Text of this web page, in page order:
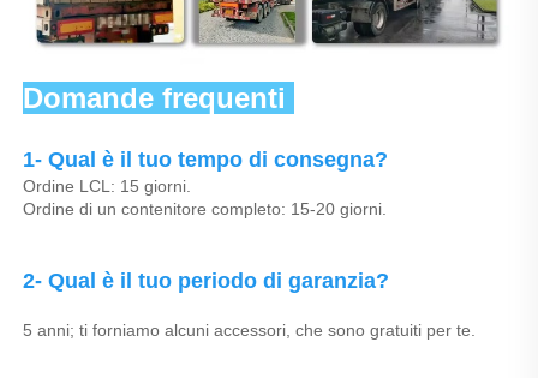
Domande frequenti
1- Qual è il tuo tempo di consegna?
Ordine LCL: 15 giorni.
Ordine di un contenitore completo: 15-20 giorni.
2- Qual è il tuo periodo di garanzia?
5 anni; ti forniamo alcuni accessori, che sono gratuiti per te.